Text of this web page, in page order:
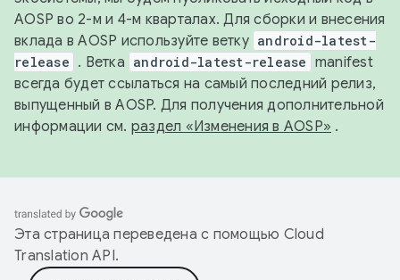
AOSP во 2-м и 4-м кварталах. Для сборки и внесения
вклада в AOSP используйте ветку android-latest-
release . Ветка android-latest-release manifest
всегда будет ссылаться на самый последний релиз,
выпущенный в AOSP. Для получения дополнительной
информации см. раздел «Изменения в AOSP» .
Эта страница переведена с помощью Cloud
Translation API.